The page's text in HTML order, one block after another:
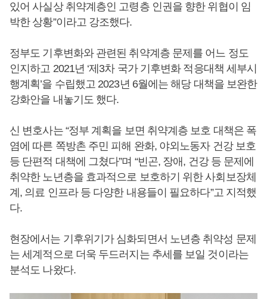
있어 사실상 취약계층인 고령층 인권을 향한 위협이 임
박한 상황”이라고 강조했다.
정부도 기후변화와 관련된 취약계층 문제를 어느 정도
인지하고 2021년 ‘제3차 국가 기후변화 적응대책 세부시
행계획’을 수립했고 2023년 6월에는 해당 대책을 보완한
강화안을 내놓기도 했다.
신 변호사는 “정부 계획을 보면 취약계층 보호 대책은 폭
염에 따른 쪽방촌 주민 피해 완화, 야외노동자 건강 보호
등 단편적 대책에 그쳤다”며 “빈곤, 장애, 건강 등 문제에
취약한 노년층을 효과적으로 보호하기 위한 사회보장체
계, 의료 인프라 등 다양한 내용들이 필요하다”고 지적했
다.
현장에서는 기후위기가 심화되면서 노년층 취약성 문제
는 세계적으로 더욱 두드러지는 추세를 보일 것이라는
분석도 나왔다.